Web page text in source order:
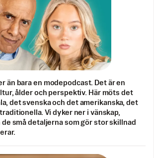
än bara en modepodcast. Det är en
ålder och perspektiv. Här möts det
det svenska och det amerikanska, det
Vi dyker ner i vänskap,
de små detaljerna som gör stor skillnad